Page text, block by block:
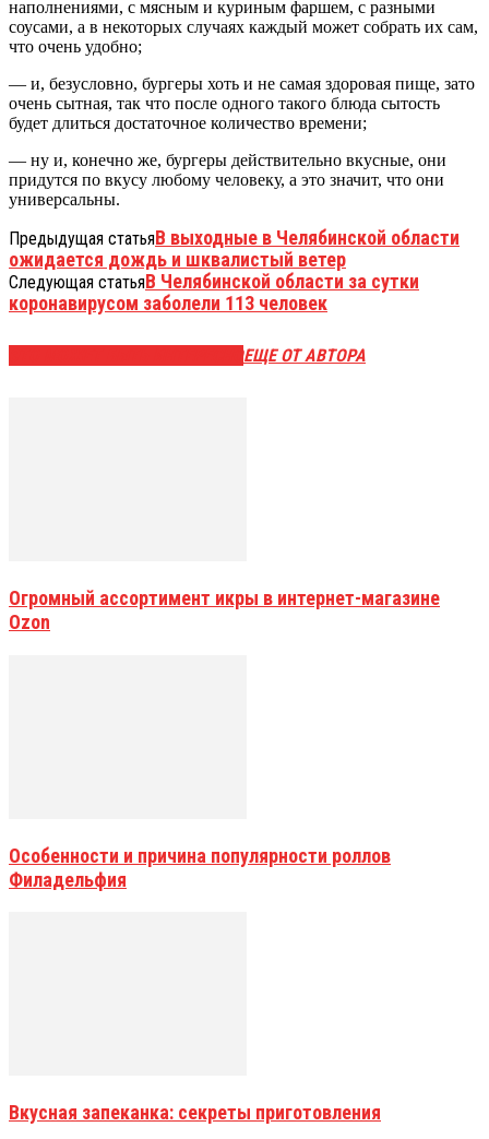
наполнениями, с мясным и куриным фаршем, с разными
соусами, а в некоторых случаях каждый может собрать их сам,
что очень удобно;
— и, безусловно, бургеры хоть и не самая здоровая пище, зато
очень сытная, так что после одного такого блюда сытость
будет длиться достаточное количество времени;
— ну и, конечно же, бургеры действительно вкусные, они
придутся по вкусу любому человеку, а это значит, что они
универсальны.
Предыдущая статьяВ выходные в Челябинской области
ожидается дождь и шквалистый ветер
Следующая статьяВ Челябинской области за сутки
коронавирусом заболели 113 человек
ЕЩЕ ОТ АВТОРА
Огромный ассортимент икры в интернет-магазине
Ozon
Особенности и причина популярности роллов
Филадельфия
Вкусная запеканка: секреты приготовления